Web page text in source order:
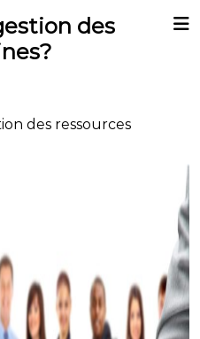
des
des ressources